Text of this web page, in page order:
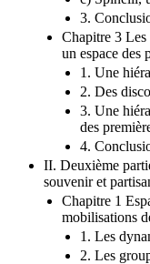
3.
Chapitre 3 Les
un espace des
1. Une
2. Des
3. Une
des
4.
II. Deuxième
souvenir et
Chapitre 1
mobilisations
1. Les
2. Les